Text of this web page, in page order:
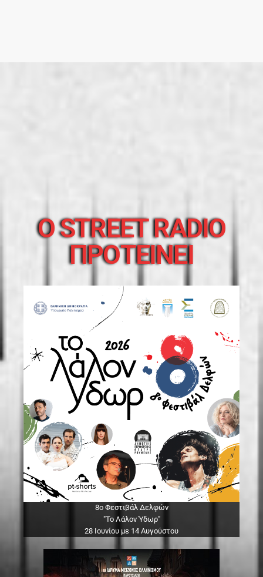
O STREET RADIO
ΠΡΟΤΕΙΝΕΙ
8ο Φεστιβάλ Δελφών
"Το Λάλον Ύδωρ"
28 Ιουνίου με 14 Αυγούστου